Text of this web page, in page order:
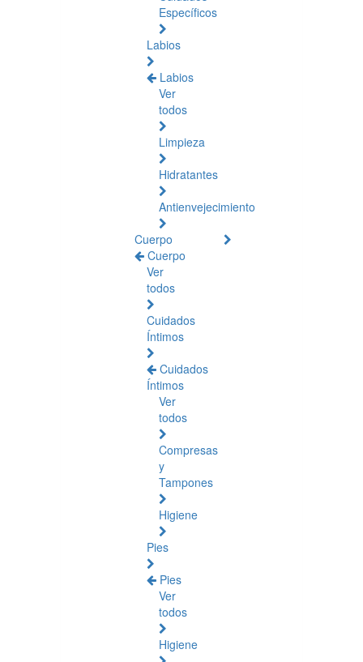
Específicos
Labios
Labios
Ver
todos
Limpieza
Hidratantes
Antienvejecimiento
Cuerpo
Cuerpo
Ver
todos
Cuidados
Íntimos
Cuidados
Íntimos
Ver
todos
Compresas
y
Tampones
Higiene
Pies
Pies
Ver
todos
Higiene